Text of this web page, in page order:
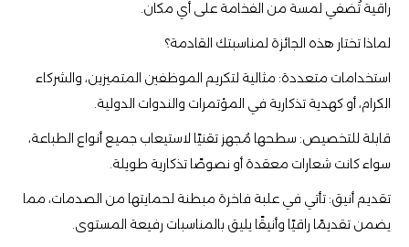
راقية تُضفي لمسة من الفخامة على أي مكان.
لماذا تختار هذه الجائزة لمناسبتك القادمة؟
استخدامات متعددة: مثالية لتكريم الموظفين المتميزين، والشركاء
الكرام، أو كهدية تذكارية في المؤتمرات والندوات الدولية.
قابلة للتخصيص: سطحها مُجهز تقنيًا لاستيعاب جميع أنواع الطباعة،
سواء كانت شعارات معقدة أو نصوصًا تذكارية طويلة.
تقديم أنيق: تأتي في علبة فاخرة مبطنة لحمايتها من الصدمات، مما
يضمن تقديمًا راقيًا وأنيقًا يليق بالمناسبات رفيعة المستوى.